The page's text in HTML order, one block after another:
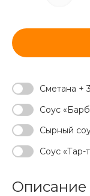
Сметана +
Соус
Сырный
Соус «Тар-
Описание